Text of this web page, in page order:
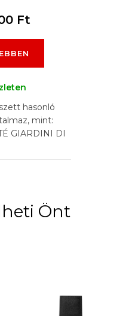
Ft
hasonló
mint:
GIARDINI DI
Önt